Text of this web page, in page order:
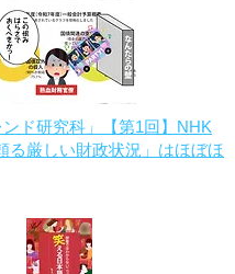
ド研究科」【第1回】NHK
る厳しい財政状況」はほぼほ